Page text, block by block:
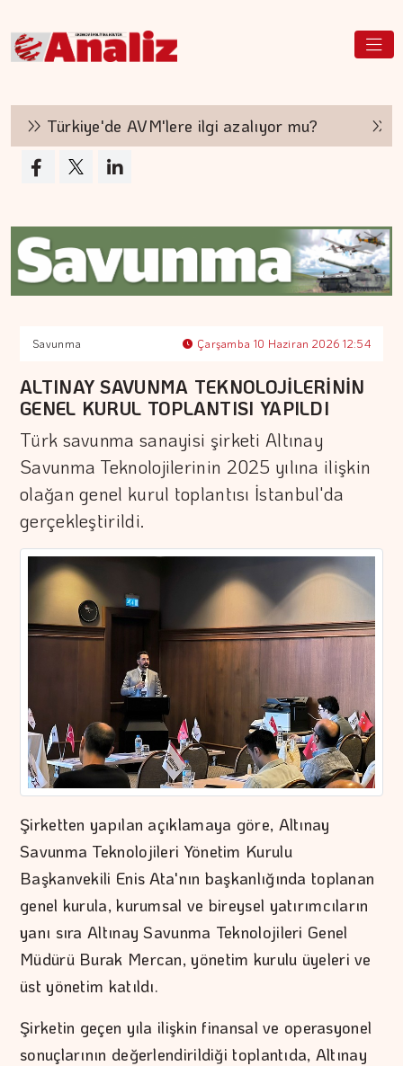
Türkiye'de AVM'lere ilgi azalıyor mu?
Savunma Çarşamba 10 Haziran 2026 12:54
ALTINAY SAVUNMA TEKNOLOJİLERİNİN
GENEL KURUL TOPLANTISI YAPILDI
Türk savunma sanayisi şirketi Altınay
Savunma Teknolojilerinin 2025 yılına ilişkin
olağan genel kurul toplantısı İstanbul'da
gerçekleştirildi.
Şirketten yapılan açıklamaya göre, Altınay
Savunma Teknolojileri Yönetim Kurulu
Başkanvekili Enis Ata'nın başkanlığında toplanan
genel kurula, kurumsal ve bireysel yatırımcıların
yanı sıra Altınay Savunma Teknolojileri Genel
Müdürü Burak Mercan, yönetim kurulu üyeleri ve
üst yönetim katıldı.
Şirketin geçen yıla ilişkin finansal ve operasyonel
sonuçlarının değerlendirildiği toplantıda, Altınay